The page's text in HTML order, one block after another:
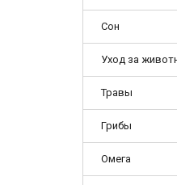
Сон
Уход за
Травы
Грибы
Омега